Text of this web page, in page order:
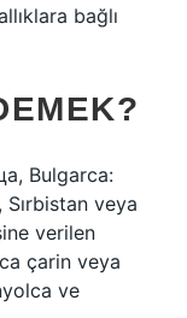
bağlı
Bulgarca:
veya
verilen
çarin veya
ve